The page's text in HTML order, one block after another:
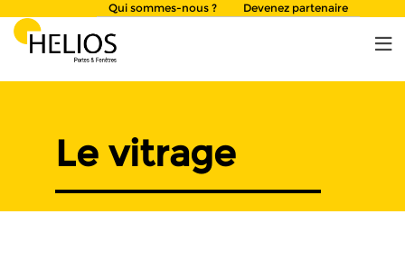
to
content
Qui sommes-nous ? Devenez partenaire
Le vitrage